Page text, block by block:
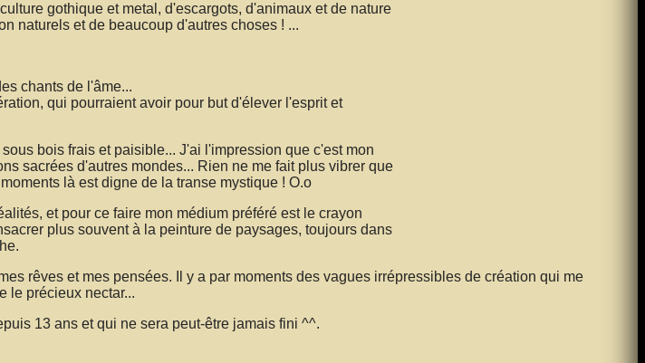
gothique et metal, d'escargots, d'animaux et de nature
naturels et de beaucoup d'autres choses ! ...
chants de l'âme...
qui pourraient avoir pour but d'élever l'esprit et
bois frais et paisible... J'ai l'impression que c'est mon
sacrées d'autres mondes... Rien ne me fait plus vibrer que
là est digne de la transe mystique ! O.o
et pour ce faire mon médium préféré est le crayon
plus souvent à la peinture de paysages, toujours dans
rêves et mes pensées. Il y a par moments des vagues irrépressibles de création qui me
le précieux nectar...
13 ans et qui ne sera peut-être jamais fini ^^.